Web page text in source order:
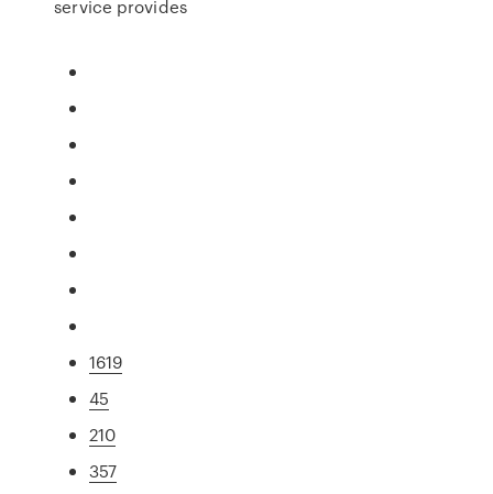
service provides
1619
45
210
357